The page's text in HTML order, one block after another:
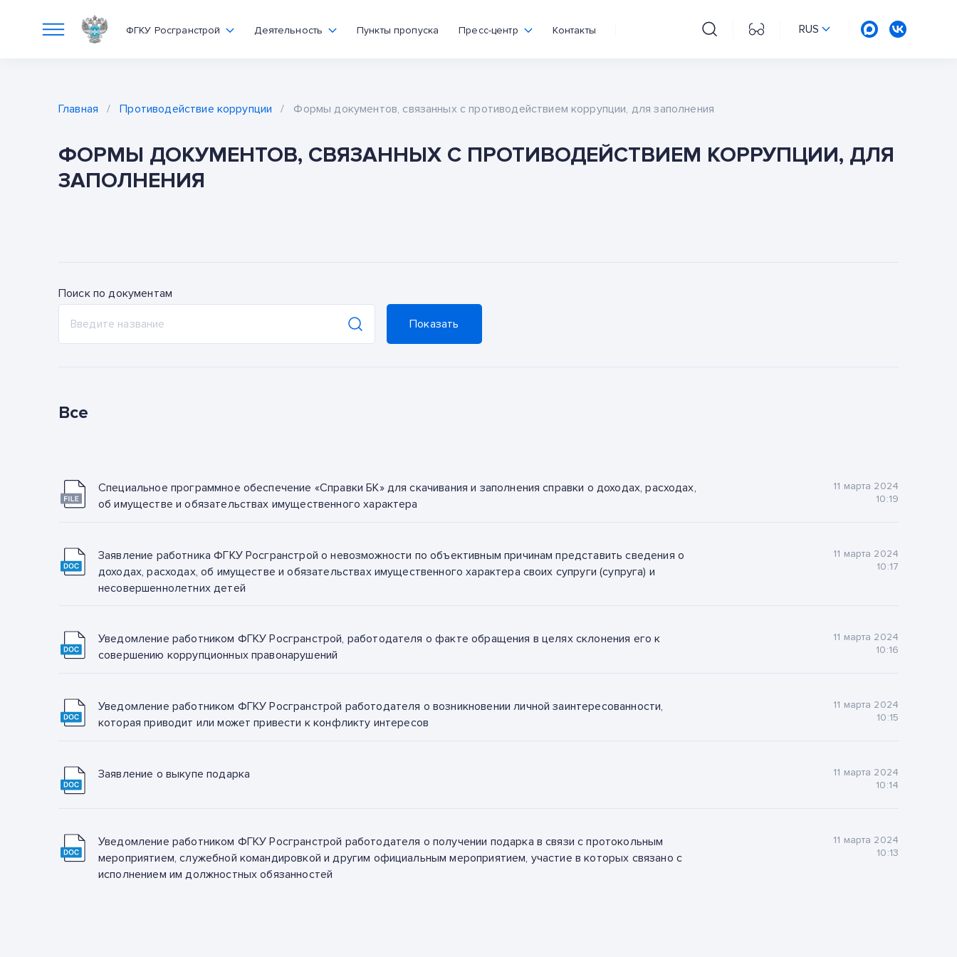
ФГКУ Росгранстрой Деятельность Пункты пропуска Пресс-центр Контакты RUS
Главная / Противодействие коррупции / Формы документов, связанных с противодействием коррупции, для заполнения
ФОРМЫ ДОКУМЕНТОВ, СВЯЗАННЫХ С ПРОТИВОДЕЙСТВИЕМ КОРРУПЦИИ, ДЛЯ
ЗАПОЛНЕНИЯ
Поиск по документам
Показать
Все
Специальное программное обеспечение «Справки БК» для скачивания и заполнения справки о доходах, расходах,
об имуществе и обязательствах имущественного характера
11 марта 2024
10:19
Заявление работника ФГКУ Росгранстрой о невозможности по объективным причинам представить сведения о
доходах, расходах, об имуществе и обязательствах имущественного характера своих супруги (супруга) и
несовершеннолетних детей
11 марта 2024
10:17
Уведомление работником ФГКУ Росгранстрой, работодателя о факте обращения в целях склонения его к
совершению коррупционных правонарушений
11 марта 2024
10:16
Уведомление работником ФГКУ Росгранстрой работодателя о возникновении личной заинтересованности,
которая приводит или может привести к конфликту интересов
11 марта 2024
10:15
Заявление о выкупе подарка
11 марта 2024
10:14
Уведомление работником ФГКУ Росгранстрой работодателя о получении подарка в связи с протокольным
мероприятием, служебной командировкой и другим официальным мероприятием, участие в которых связано с
исполнением им должностных обязанностей
11 марта 2024
10:13